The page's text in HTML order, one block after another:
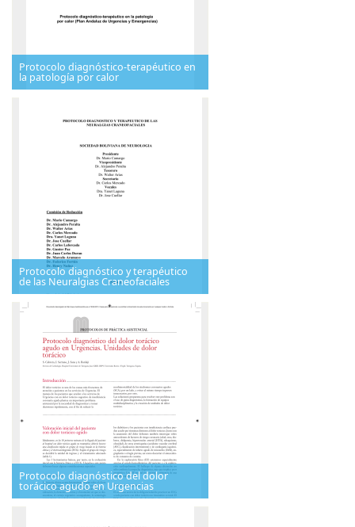
Protocolo diagnóstico-terapéutico en
la patología por calor
Protocolo diagnóstico y terapéutico
de las Neuralgias Craneofaciales
Protocolo diagnóstico del dolor
torácico agudo en Urgencias